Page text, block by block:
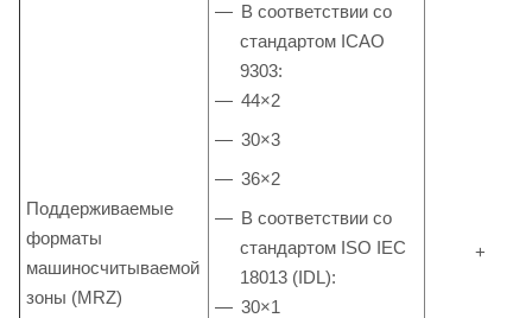
Поддерживаемые
форматы
машиносчитываемой
зоны (MRZ)
В соответствии со
стандартом ICAO
9303:
44×2
30×3
36×2
В соответствии со
стандартом ISO IEC
18013 (IDL):
30×1
+